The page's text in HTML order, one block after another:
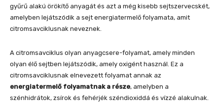
gyűrű alakú örökítő anyagát és azt a még kisebb sejtszervecskét,
amelyben lejátszódik a sejt energiatermelő folyamata, amit
citromsavciklusnak neveznek.
A citromsavciklus olyan anyagcsere-folyamat, amely minden
olyan élő sejtben lejátszódik, amely oxigént használ. Ez a
citromsavciklusnak elnevezett folyamat annak az
energiatermelő folyamatnak a része, amelyben a
szénhidrátok, zsírok és fehérjék széndioxiddá és vízzé alakulnak.